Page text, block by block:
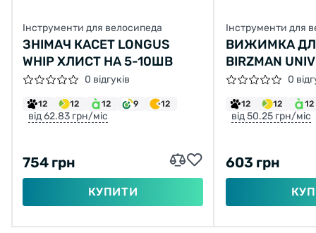
Інструменти для велосипеда
ЗНІМАЧ КАСЕТ LONGUS
WHIP ХЛИСТ НА 5-10ШВ
0 відгуків
12 12 12 9 12
від 62.83 грн/міс
754 грн
КУПИТИ
Інструменти для
ВИЖИМКА
BIRZMAN
PULLER
0
12 12 12
від 50.25 грн/міс
603 грн